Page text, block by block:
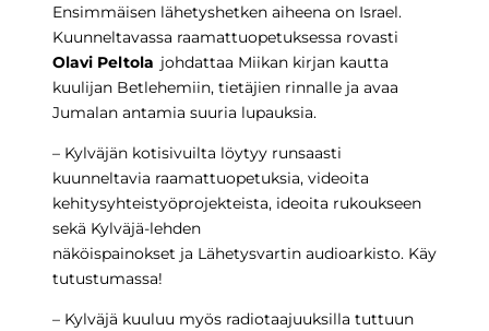
Ensimmäisen lähetyshetken aiheena on Israel.
Kuunneltavassa raamattuopetuksessa rovasti
Olavi Peltola johdattaa Miikan kirjan kautta
kuulijan Betlehemiin, tietäjien rinnalle ja avaa
Jumalan antamia suuria lupauksia.
– Kylväjän kotisivuilta löytyy runsaasti
kuunneltavia raamattuopetuksia, videoita
kehitysyhteistyöprojekteista, ideoita rukoukseen
sekä Kylväjä-lehden
näköispainokset ja Lähetysvartin audioarkisto. Käy
tutustumassa!
– Kylväjä kuuluu myös radiotaajuuksilla tuttuun